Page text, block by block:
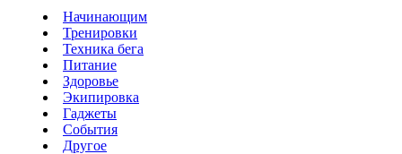
Начинающим
Тренировки
Техника бега
Питание
Здоровье
Экипировка
Гаджеты
События
Другое